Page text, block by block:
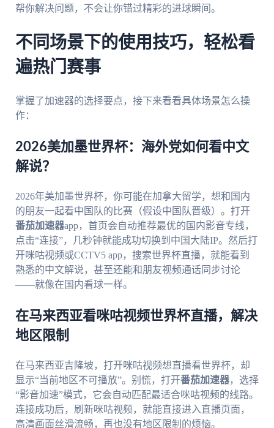
帮你解决问题，不会让你错过精彩的进球瞬间。
不同场景下的使用技巧，轻松看
遍热门赛事
掌握了加速器的选择要点，接下来看看具体场景怎么操
作：
2026美加墨世界杯：海外党如何看中文
解说？
2026年美加墨世界杯，你可能在加拿大留学，想和国内
的朋友一起看中国队的比赛（假设中国队晋级）。打开
番茄加速器app，首页会自动推荐最优的国内影音专线，
点击“连接”，几秒钟就能成功切换到中国大陆IP。然后打
开咪咕视频或CCTV5 app，搜索世界杯直播，就能看到
熟悉的中文解说，甚至还能和朋友视频通话同步讨论
——就像在国内看球一样。
在马来西亚看咪咕视频世界杯直播，解决
地区限制
在马来西亚吉隆坡，打开咪咕视频想直播看世界杯，却
显示“当前地区不可播放”。别慌，打开番茄加速器，选择
“影音加速”模式，它会自动匹配最适合咪咕视频的线路。
连接成功后，刷新咪咕视频，就能直接进入直播页面，
高清画面丝滑流畅，再也没有地区限制的烦恼。